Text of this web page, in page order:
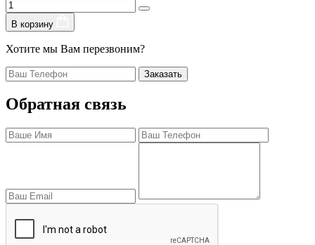
В корзину
Хотите мы Вам перезвоним?
Заказать
Обратная связь